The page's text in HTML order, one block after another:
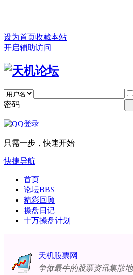
设为首页收藏本站
开启辅助访问
密码
只需一步，快速开始
快捷导航
首页
论坛BBS
精彩回顾
操盘日记
十万操盘计划
天机股票网
争做最牛的股票资讯集散地